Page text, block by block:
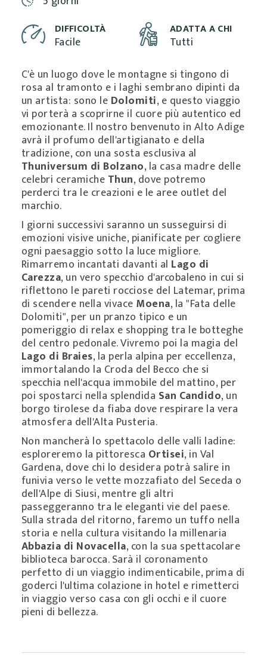
DIFFICOLTÀ
Facile
ADATTA A CHI
Tutti
C'è un luogo dove le montagne si tingono di
rosa al tramonto e i laghi sembrano dipinti da
un artista: sono le Dolomiti, e questo viaggio
vi porterà a scoprirne il cuore più autentico ed
emozionante. Il nostro benvenuto in Alto Adige
avrà il profumo dell'artigianato e della
tradizione, con una sosta esclusiva al
Thuniversum di Bolzano, la casa madre delle
celebri ceramiche Thun, dove potremo
perderci tra le creazioni e le aree outlet del
marchio.
I giorni successivi saranno un susseguirsi di
emozioni visive uniche, pianificate per cogliere
ogni paesaggio sotto la luce migliore.
Rimarremo incantati davanti al Lago di
Carezza, un vero specchio d'arcobaleno in cui si
riflettono le pareti rocciose del Latemar, prima
di scendere nella vivace Moena, la "Fata delle
Dolomiti", per un pranzo tipico e un
pomeriggio di relax e shopping tra le botteghe
del centro pedonale. Vivremo poi la magia del
Lago di Braies, la perla alpina per eccellenza,
immortalando la Croda del Becco che si
specchia nell'acqua immobile del mattino, per
poi spostarci nella splendida San Candido, un
borgo tirolese da fiaba dove respirare la vera
atmosfera dell'Alta Pusteria.
Non mancherà lo spettacolo delle valli ladine:
esploreremo la pittoresca Ortisei, in Val
Gardena, dove chi lo desidera potrà salire in
funivia verso le vette mozzafiato del Seceda o
dell'Alpe di Siusi, mentre gli altri
passeggeranno tra le eleganti vie del paese.
Sulla strada del ritorno, faremo un tuffo nella
storia e nella cultura visitando la millenaria
Abbazia di Novacella, con la sua spettacolare
biblioteca barocca. Sarà il coronamento
perfetto di un viaggio indimenticabile, prima di
goderci l'ultima colazione in hotel e rimetterci
in viaggio verso casa con gli occhi e il cuore
pieni di bellezza.